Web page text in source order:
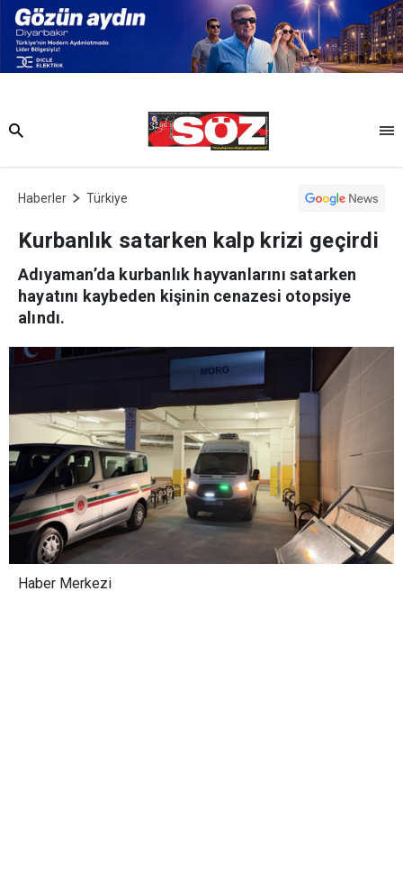
Haberler Türkiye
Kurbanlık satarken kalp krizi geçirdi
Adıyaman’da kurbanlık hayvanlarını satarken
hayatını kaybeden kişinin cenazesi otopsiye
alındı.
Haber Merkezi